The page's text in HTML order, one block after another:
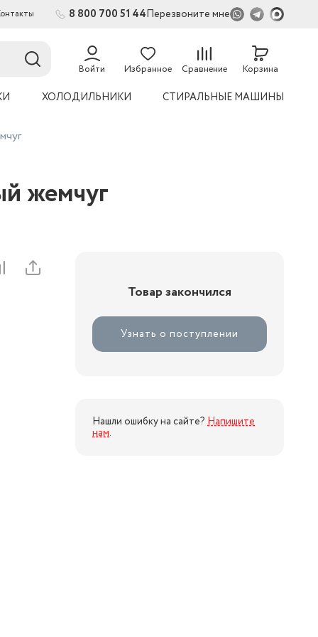
8 800 700 51 44Перезвоните мне
Войти Избранное Сравнение Корзина
ХОЛОДИЛЬНИКИ СТИРАЛЬНЫЕ МАШИНЫ
жемчуг
Товар закончился
Узнать о поступлении
Нашли ошибку на сайте? Напишите
нам.